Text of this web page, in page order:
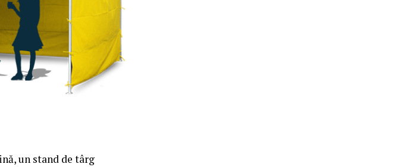
un stand de târg